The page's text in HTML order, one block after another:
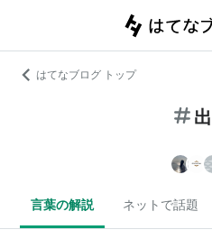
はてなブログ トップ
言葉の解説 ネットで話題